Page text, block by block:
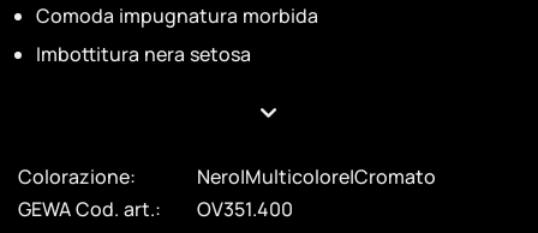
Comoda impugnatura morbida
Imbottitura nera setosa
Colorazione:
Nero|Multicolore|Cromato
GEWA Cod. art.:
OV351.400